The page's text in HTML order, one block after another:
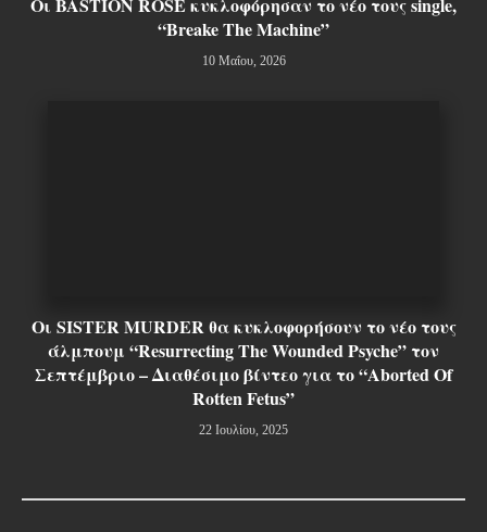
“Breake The Machine”
10 Μαΐου, 2026
Οι SISTER MURDER θα κυκλοφορήσουν το νέο τους
άλμπουμ “Resurrecting The Wounded Psyche” τον
Σεπτέμβριο – Διαθέσιμο βίντεο για το “Aborted Of
Rotten Fetus”
22 Ιουλίου, 2025